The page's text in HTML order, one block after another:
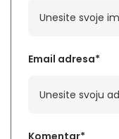
Email adresa*